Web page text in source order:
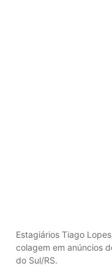
Estagiários Tiago
colagem em anúncios
do Sul/RS.